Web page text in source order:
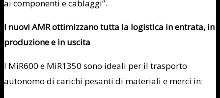
ai componenti e cablaggi”.
I nuovi AMR ottimizzano tutta la logistica in entrata, in
produzione e in uscita
I MiR600 e MiR1350 sono ideali per il trasporto
autonomo di carichi pesanti di materiali e merci in: